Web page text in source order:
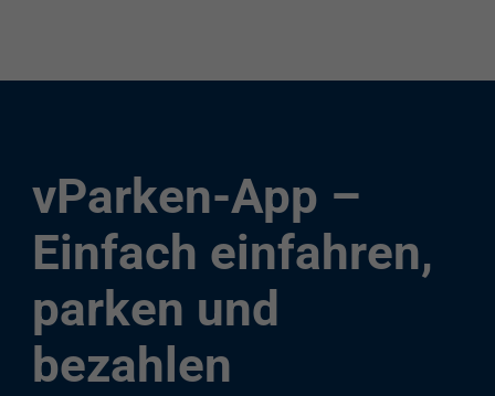
vParken-App –
Einfach einfahren,
parken und
bezahlen